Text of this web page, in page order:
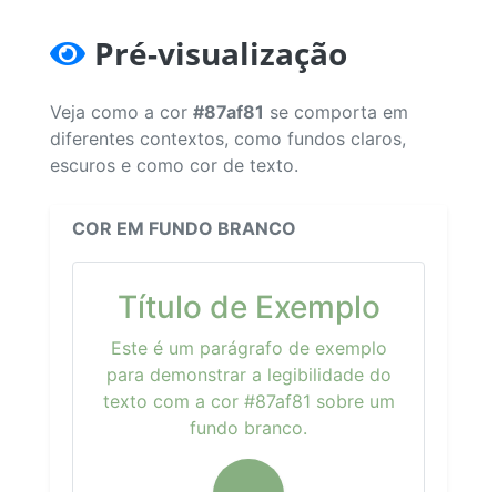
Pré-visualização
Veja como a cor #87af81 se comporta em
diferentes contextos, como fundos claros,
escuros e como cor de texto.
COR EM FUNDO BRANCO
Título de Exemplo
Este é um parágrafo de exemplo
para demonstrar a legibilidade do
texto com a cor #87af81 sobre um
fundo branco.